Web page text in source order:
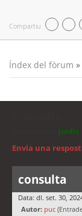
Compartiu
Índex del fòrum »
jordis
Envia una
consulta
Data: dl. set. 30,
Autor: puc